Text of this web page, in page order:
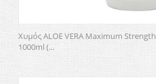
Χυμός ALOE VERA Maximum Strength
1000ml (...